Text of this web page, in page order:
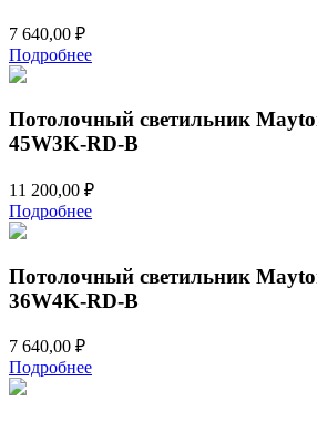
7 640,00 ₽
Подробнее
Потолочный светильник
45W3K-RD-B
11 200,00 ₽
Подробнее
Потолочный светильник
36W4K-RD-B
7 640,00 ₽
Подробнее